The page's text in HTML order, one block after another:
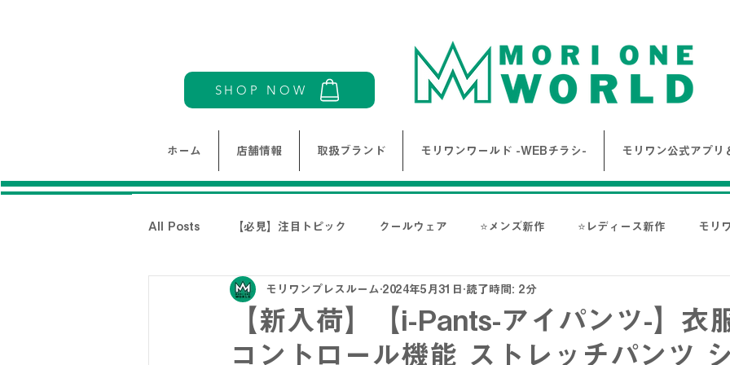
SHOP NOW
ホーム 店舗情報 取扱ブランド モリワンワールド -WEBチラシ- モリワン公式アプリ
All Posts 【必見】注目トピック クールウェア ⭐メンズ新作 ⭐レディース新作 モリ
モリワンワールドレディース新着情報 Bigワールド新着情報
THE NORTH FACE-ノースフェイス- NANGA go slow caravan 1PIU1UGUALE3
【新入荷】【i-Pants-アイパンツ-】衣
コントロール機能 ストレッチパンツ
モリワンプレスルーム 2024年5月31日 読了時間: 2分